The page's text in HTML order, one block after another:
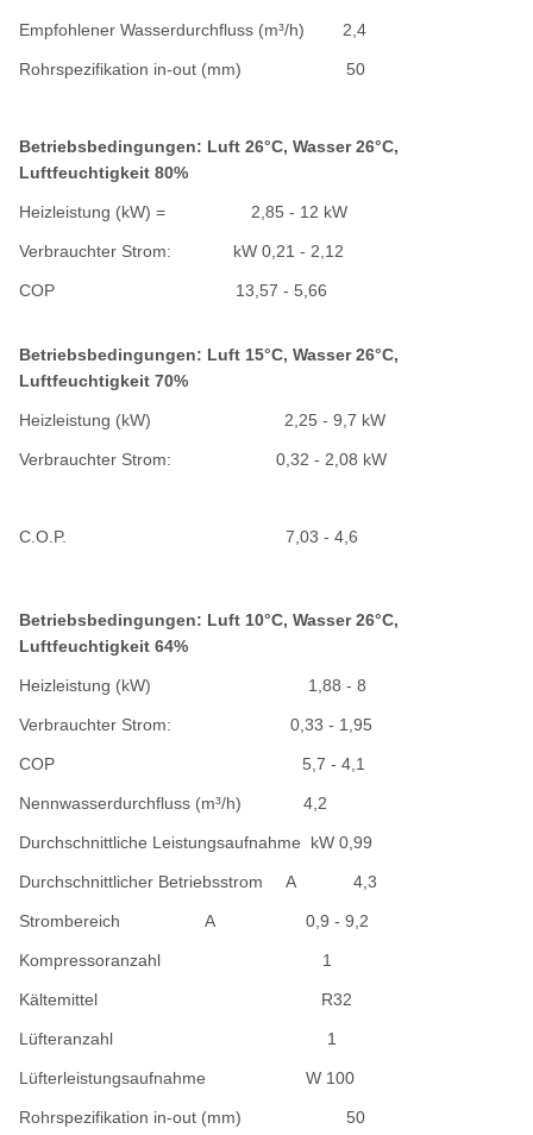
Empfohlener Wasserdurchfluss (m³/h) 2,4
Rohrspezifikation in-out (mm) 50
Betriebsbedingungen: Luft 26°C, Wasser 26°C,
Luftfeuchtigkeit 80%
Heizleistung (kW) = 2,85 - 12 kW
Verbrauchter Strom: kW 0,21 - 2,12
COP 13,57 - 5,66
Betriebsbedingungen: Luft 15°C, Wasser 26°C,
Luftfeuchtigkeit 70%
Heizleistung (kW) 2,25 - 9,7 kW
Verbrauchter Strom: 0,32 - 2,08 kW
C.O.P. 7,03 - 4,6
Betriebsbedingungen: Luft 10°C, Wasser 26°C,
Luftfeuchtigkeit 64%
Heizleistung (kW) 1,88 - 8
Verbrauchter Strom: 0,33 - 1,95
COP 5,7 - 4,1
Nennwasserdurchfluss (m³/h) 4,2
Durchschnittliche Leistungsaufnahme kW 0,99
Durchschnittlicher Betriebsstrom A 4,3
Strombereich A 0,9 - 9,2
Kompressoranzahl 1
Kältemittel R32
Lüfteranzahl 1
Lüfterleistungsaufnahme W 100
Rohrspezifikation in-out (mm) 50